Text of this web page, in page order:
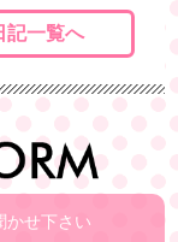
記一覧へ
かせ下さい